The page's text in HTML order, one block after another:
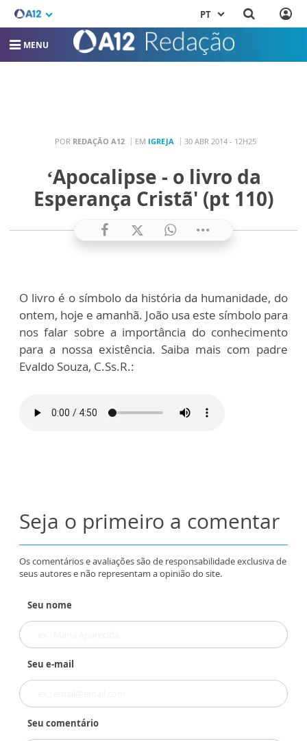
PT
MENU
POR REDAÇÃO A12 EM IGREJA 30 ABR 2014 - 12H25
‘Apocalipse - o livro da
Esperança Cristã' (pt 110)
O livro é o símbolo da história da humanidade, do
ontem, hoje e amanhã. João usa este símbolo para
nos falar sobre a importância do conhecimento
para a nossa existência. Saiba mais com padre
Evaldo Souza, C.Ss.R.:
Seja o primeiro a comentar
Os comentários e avaliações são de responsabilidade exclusiva de
seus autores e não representam a opinião do site.
Seu nome
Seu e-mail
Seu comentário